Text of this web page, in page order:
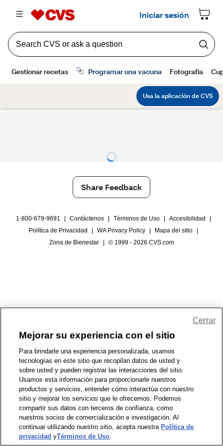
Share Feedback
1-800-679-9691 Contáctenos Términos de Uso Accesibilidad
Política de Privacidad
WA Privacy Policy Mapa del sitio
Zona de Bienestar
© 1999 - 2026 CVS.com
Mejorar su experiencia con el sitio
Para brindarle una experiencia personalizada, usamos
tecnologías en este sitio que recopilan datos de usted y
sobre usted y pueden registrar las interacciones del sitio.
Usamos esta información para proporcionarle nuestros
productos y servicios, entender cómo interactúa con nuestro
sitio y mejorar los servicios que le ofrecemos. Podemos
compartir sus datos con terceros de confianza, como
nuestros socios de comercialización e investigación. Al
continuar utilizando nuestro sitio, acepta nuestra Política de
privacidad yTérminos de Uso.
Cerrar